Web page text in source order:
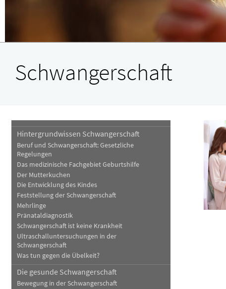
Neurologie
Schmerz- und
Schwangerschaft
Hintergrundwissen Schwangerschaft
Beruf und Schwangerschaft: Gesetzliche
Regelungen
Das medizinische Fachgebiet Geburtshilfe
Der Mutterkuchen
Die Entwicklung des Kindes
Feststellung der Schwangerschaft
Mehrlinge
Pränataldiagnostik
Schwangerschaft ist keine Krankheit
Ultraschalluntersuchungen in der
Schwangerschaft
Was tun gegen die Übelkeit?
Die gesunde Schwangerschaft
Bewegung in der Schwangerschaft